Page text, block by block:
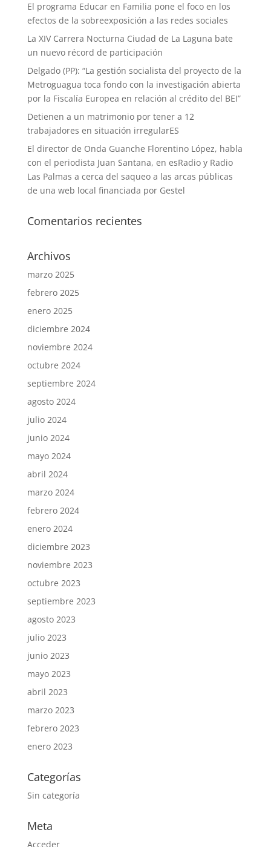
El programa Educar en Familia pone el foco en los
efectos de la sobreexposición a las redes sociales
La XIV Carrera Nocturna Ciudad de La Laguna bate
un nuevo récord de participación
Delgado (PP): “La gestión socialista del proyecto de la
Metroguagua toca fondo con la investigación abierta
por la Fiscalía Europea en relación al crédito del BEI”
Detienen a un matrimonio por tener a 12
trabajadores en situación irregularES
El director de Onda Guanche Florentino López, habla
con el periodista Juan Santana, en esRadio y Radio
Las Palmas a cerca del saqueo a las arcas públicas
de una web local financiada por Gestel
Comentarios recientes
Archivos
marzo 2025
febrero 2025
enero 2025
diciembre 2024
noviembre 2024
octubre 2024
septiembre 2024
agosto 2024
julio 2024
junio 2024
mayo 2024
abril 2024
marzo 2024
febrero 2024
enero 2024
diciembre 2023
noviembre 2023
octubre 2023
septiembre 2023
agosto 2023
julio 2023
junio 2023
mayo 2023
abril 2023
marzo 2023
febrero 2023
enero 2023
Categorías
Sin categoría
Meta
Acceder